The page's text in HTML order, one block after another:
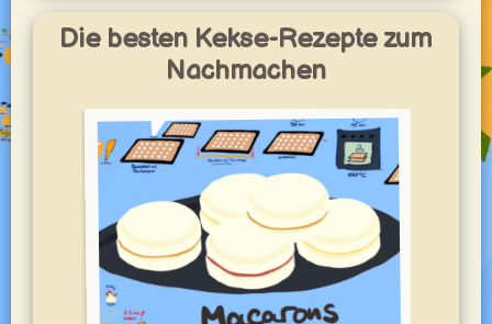
Die besten Kekse-Rezepte zum
Nachmachen